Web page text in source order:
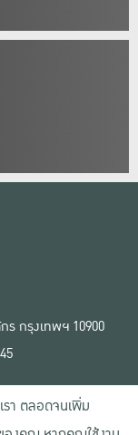
ร กรุงเทพฯ 10900
รา ตลอดจนเพิ่ม